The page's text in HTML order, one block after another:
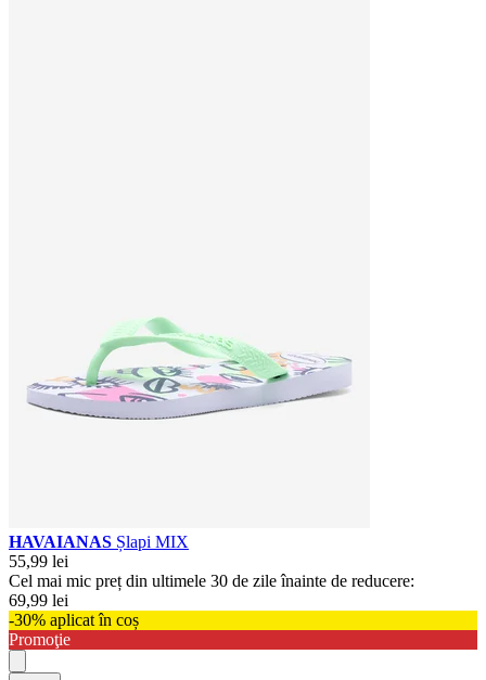
HAVAIANAS Șlapi MIX
55,99 lei
Cel mai mic preț din ultimele 30 de zile înainte de reducere:
69,99 lei
-30% aplicat în coș
Promoţie